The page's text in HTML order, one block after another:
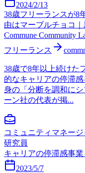
2024/2/13
38歳フリーランスが8
由はマーブルチョコ
Commune Community
フリーランス
38歳で8年以上続けた
的なキャリアの停滞
身の「分断を調和に
ーン社の代表が掲...
コミュニティマネージ
研究員
キャリアの停滞感事
2023/5/7